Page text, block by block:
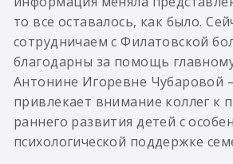
то все оставалось, как было.
сотрудничаем с Филатовской
благодарны за помощь
Антонине Игоревне Чубаровой
привлекает внимание коллег к
раннего развития детей с
психологической поддержке